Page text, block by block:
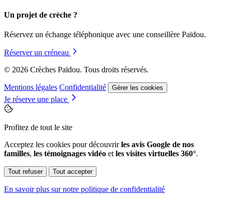
Un projet de crèche ?
Réservez un échange téléphonique avec une conseillère Païdou.
Réserver un créneau
© 2026 Crèches Païdou. Tous droits réservés.
Mentions légales Confidentialité Gérer les cookies
Je réserve une place
Profitez de tout le site
Acceptez les cookies pour découvrirles avis Google de nos
familles, les témoignages vidéo et les visites virtuelles 360°.
Tout refuser Tout accepter
En savoir plus sur notre politique de confidentialité